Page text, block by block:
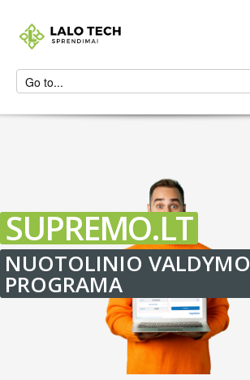
SUPREMO.LT
NUOTOLINIO VALDYMO
PROGRAMA